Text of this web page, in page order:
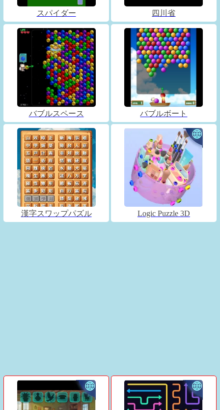
スパイダー 四川省
バブルスペース バブルボート
漢字スワップパズル Logic Puzzle 3D